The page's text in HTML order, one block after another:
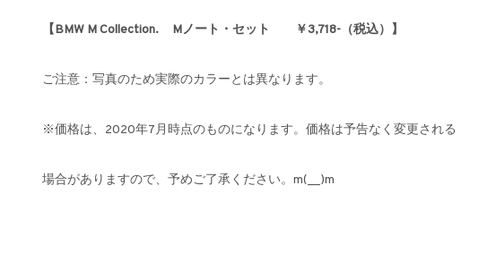
【BMW M Collection. Mノート・セット ￥3,718-（税込）】
ご注意：写真のため実際のカラーとは異なります。
※価格は、2020年7月時点のものになります。価格は予告なく変更される
場合がありますので、予めご了承ください。m(__)m